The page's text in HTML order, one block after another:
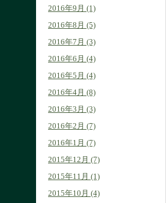
2016年9月 (1)
2016年8月 (5)
2016年7月 (3)
2016年6月 (4)
2016年5月 (4)
2016年4月 (8)
2016年3月 (3)
2016年2月 (7)
2016年1月 (7)
2015年12月 (7)
2015年11月 (1)
2015年10月 (4)